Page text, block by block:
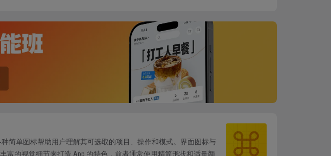
简单图标帮助用户理解其可选取的项目、操作和模式。界面图标与
富的视觉细节来打造 App 的特色，前者通常使用精简形状和适量颜色